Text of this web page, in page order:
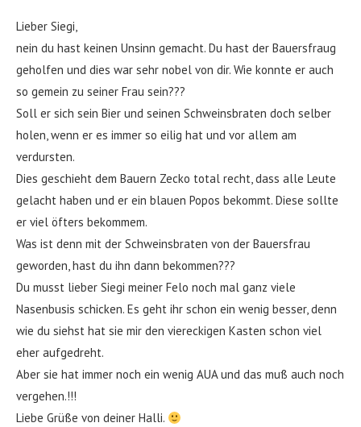
Lieber Siegi,
nein du hast keinen Unsinn gemacht. Du hast der Bauersfraug
geholfen und dies war sehr nobel von dir. Wie konnte er auch
so gemein zu seiner Frau sein???
Soll er sich sein Bier und seinen Schweinsbraten doch selber
holen, wenn er es immer so eilig hat und vor allem am
verdursten.
Dies geschieht dem Bauern Zecko total recht, dass alle Leute
gelacht haben und er ein blauen Popos bekommt. Diese sollte
er viel öfters bekommem.
Was ist denn mit der Schweinsbraten von der Bauersfrau
geworden, hast du ihn dann bekommen???
Du musst lieber Siegi meiner Felo noch mal ganz viele
Nasenbusis schicken. Es geht ihr schon ein wenig besser, denn
wie du siehst hat sie mir den viereckigen Kasten schon viel
eher aufgedreht.
Aber sie hat immer noch ein wenig AUA und das muß auch noch
vergehen.!!!
Liebe Grüße von deiner Halli.